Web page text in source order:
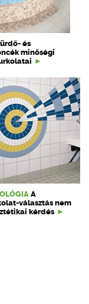
és
minőségi
A
választás nem
kérdés